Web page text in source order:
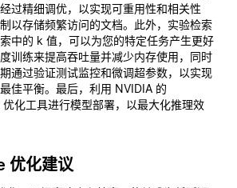
过精细调优，以实现可重用性和相关性
以存储频繁访问的文档。此外，实验检索
中的 k 值，可以为您的特定任务产生更好
训练来提高吞吐量并减少内存使用，同时
通过验证测试监控和微调超参数，以实现
佳平衡。最后，利用 NVIDIA 的
化工具进行模型部署，以最大化推理效
化建议